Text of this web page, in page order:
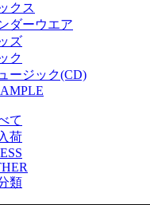
クス
ダーウエア
ズ
ク
ージック(CD)
て
荷
類